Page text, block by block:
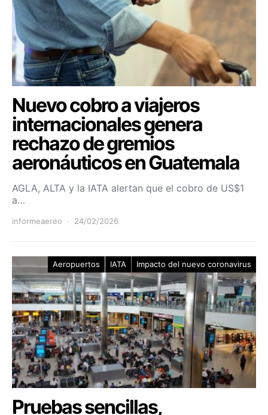
Nuevo cobro a viajeros
internacionales genera
rechazo de gremios
aeronáuticos en Guatemala
AGLA, ALTA y la IATA alertan que el cobro de US$1
a…
informeaereo 24/02/2026
Aeropuertos IATA Impacto del nuevo coronavirus
Pruebas sencillas,